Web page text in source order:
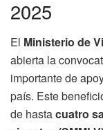
2025
El Ministerio de
abierta la
importante de
país. Este
de hastacuatro